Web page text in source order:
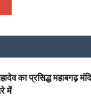
का प्रसिद्ध महाबगढ़
में